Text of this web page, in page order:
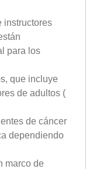
instructores
para los
que incluye
de adultos (
de cáncer
dependiendo
marco de